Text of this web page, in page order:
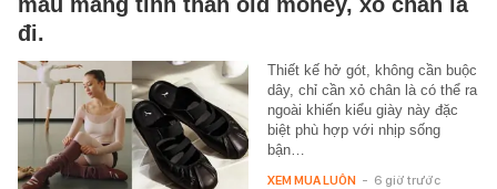
đi.
Thiết kế hở gót, không cần buộc
dây, chỉ cần xỏ chân là có thể ra
ngoài khiến kiểu giày này đặc
biệt phù hợp với nhịp sống
bận…
XEM MUA LUÔN - 6 giờ trước